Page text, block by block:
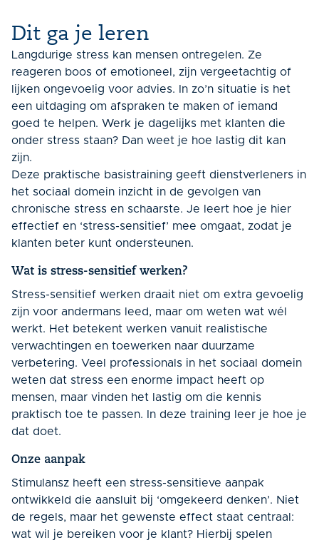
Dit ga je leren
Langdurige stress kan mensen ontregelen. Ze
reageren boos of emotioneel, zijn vergeetachtig of
lijken ongevoelig voor advies. In zo’n situatie is het
een uitdaging om afspraken te maken of iemand
goed te helpen. Werk je dagelijks met klanten die
onder stress staan? Dan weet je hoe lastig dit kan
zijn.
Deze praktische basistraining geeft dienstverleners in
het sociaal domein inzicht in de gevolgen van
chronische stress en schaarste. Je leert hoe je hier
effectief en ‘stress-sensitief’ mee omgaat, zodat je
klanten beter kunt ondersteunen.
Wat is stress-sensitief werken?
Stress-sensitief werken draait niet om extra gevoelig
zijn voor andermans leed, maar om weten wat wél
werkt. Het betekent werken vanuit realistische
verwachtingen en toewerken naar duurzame
verbetering. Veel professionals in het sociaal domein
weten dat stress een enorme impact heeft op
mensen, maar vinden het lastig om die kennis
praktisch toe te passen. In deze training leer je hoe je
dat doet.
Onze aanpak
Stimulansz heeft een stress-sensitieve aanpak
ontwikkeld die aansluit bij ‘omgekeerd denken’. Niet
de regels, maar het gewenste effect staat centraal:
wat wil je bereiken voor je klant? Hierbij spelen